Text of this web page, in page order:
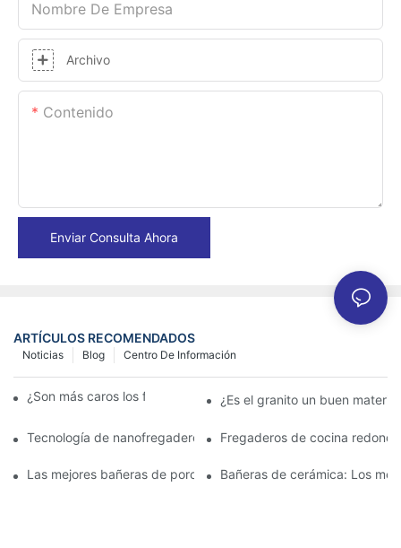
Nombre De Empresa
Archivo
Contenido
Enviar Consulta Ahora
ARTÍCULOS RECOMENDADOS
Centro De Información
Blog
Noticias
¿Son más caros los fregaderos de granito?¿Es el granito un buen
Tecnología de nanofregaderos: lo que los propietarios deben
Fregaderos de cocina
Las mejores bañeras de porcelana para un baño clásico
Bañeras de cerámica: Los